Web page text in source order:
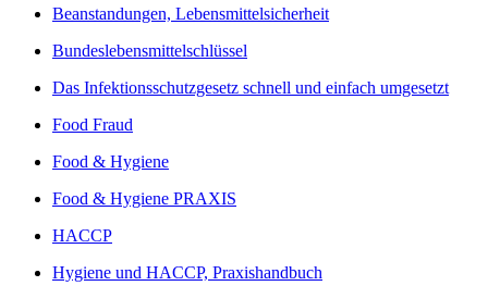
Beanstandungen, Lebensmittelsicherheit
Bundeslebensmittelschlüssel
Das Infektionsschutzgesetz schnell und einfach umgesetzt
Food Fraud
Food & Hygiene
Food & Hygiene PRAXIS
HACCP
Hygiene und HACCP, Praxishandbuch